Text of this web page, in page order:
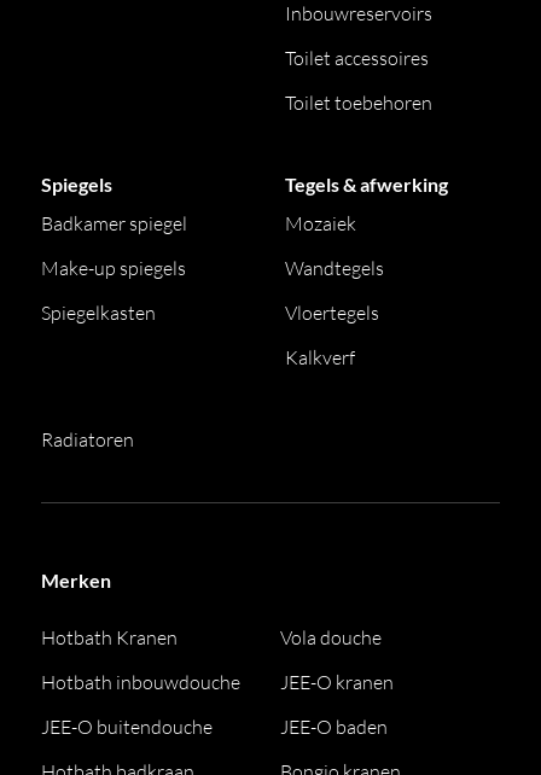
Inbouwreservoirs
Toilet accessoires
Toilet toebehoren
Spiegels
Badkamer spiegel
Make-up spiegels
Spiegelkasten
Tegels & afwerking
Mozaiek
Wandtegels
Vloertegels
Kalkverf
Radiatoren
Merken
Hotbath Kranen
Hotbath inbouwdouche
JEE-O buitendouche
Vola douche
JEE-O kranen
JEE-O baden